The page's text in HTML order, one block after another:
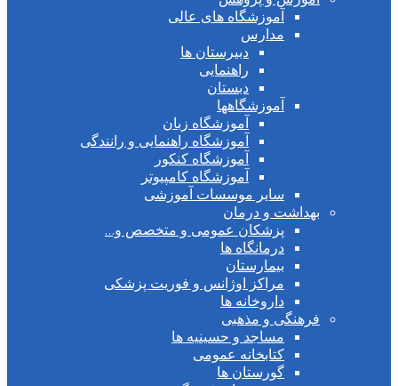
آموزشگاه های عالی
مدارس
دبیرستان ها
راهنمایی
دبستان
آموزشگاهها
آموزشگاه زبان
آموزشگاه راهنمایی و رانندگی
آموزشگاه کنکور
آموزشگاه کامپیوتر
سایر موسسات آموزشی
بهداشت و درمان
پزشکان عمومی و متخصص و…
درمانگاه ها
بیمارستان
مراکز اوژانس و فوریت پزشکی
داروخانه ها
فرهنگی و مذهبی
مساجد و حسینیه ها
کتابخانه عمومی
گورستان ها